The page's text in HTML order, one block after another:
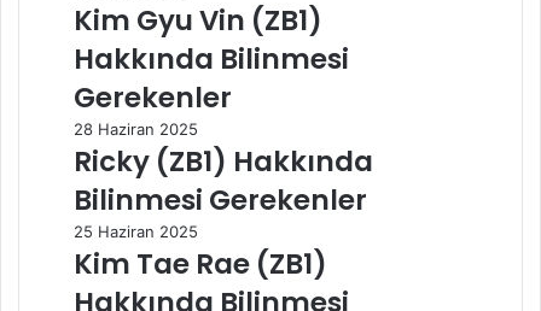
Kim Gyu Vin (ZB1)
Hakkında Bilinmesi
Gerekenler
28 Haziran 2025
Ricky (ZB1) Hakkında
Bilinmesi Gerekenler
25 Haziran 2025
Kim Tae Rae (ZB1)
Hakkında Bilinmesi